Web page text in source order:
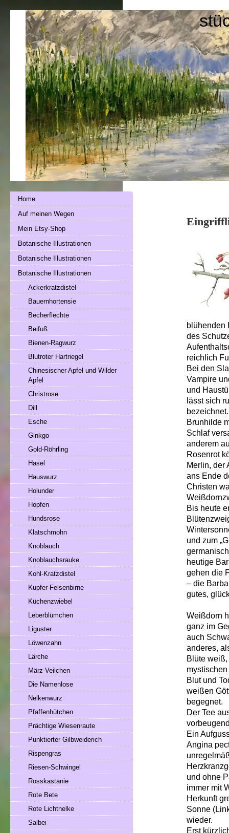
blühenden
des
reichlich
Bei den
Vampire
und
lässt sich
Brunhilde
Schlaf
anderem
Rosenrot
Merlin, der
ans Ende
Christen
Bis heute
und zum
heutige
gehen die
– die
gutes,
Weißdorn
ganz im
auch
anderes,
Blüte
Blut und
weißen
begegnet.
Der Tee
Ein
Angina
und ohne
immer mit
Herkunft
Sonne
wieder.
Erst
Home
Auf meinen Wegen
Mein Etsy-Shop
Botanische Illustrationen
Botanische Illustrationen
Botanische Illustrationen
Ackerkratzdistel
Bauernhortensie
Becherflechte
Beifuß
Bienen-Ragwurz
Blutroter Hartriegel
Chinesischer Apfel und Wilder
Apfel
Christrose
Dill
Esche
Ginkgo
Gold-Röhrling
Hasel
Hauswurz
Holunder
Hopfen
Hundsrose
Klatschmohn
Knoblauch
Knoblauchsrauke
Kohl-Kratzdistel
Kupfer-Felsenbirne
Küchenzwiebel
Leberblümchen
Liguster
Löwenzahn
Lärche
März-Veilchen
Die Namenlose
Nelkenwurz
Pfaffenhütchen
Prächtige Wiesenraute
Punktierter Gilbweiderich
Rispengras
Riesen-Schwingel
Rosskastanie
Rote Bete
Rote Lichtnelke
Salbei